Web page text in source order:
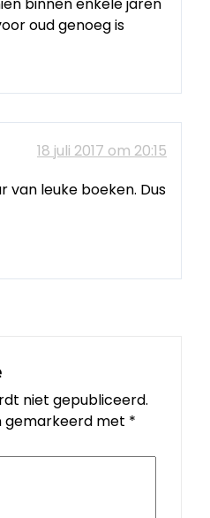
oud genoeg is
18 juli 2017 om 20:15
van leuke boeken. Dus
niet gepubliceerd.
gemarkeerd met *